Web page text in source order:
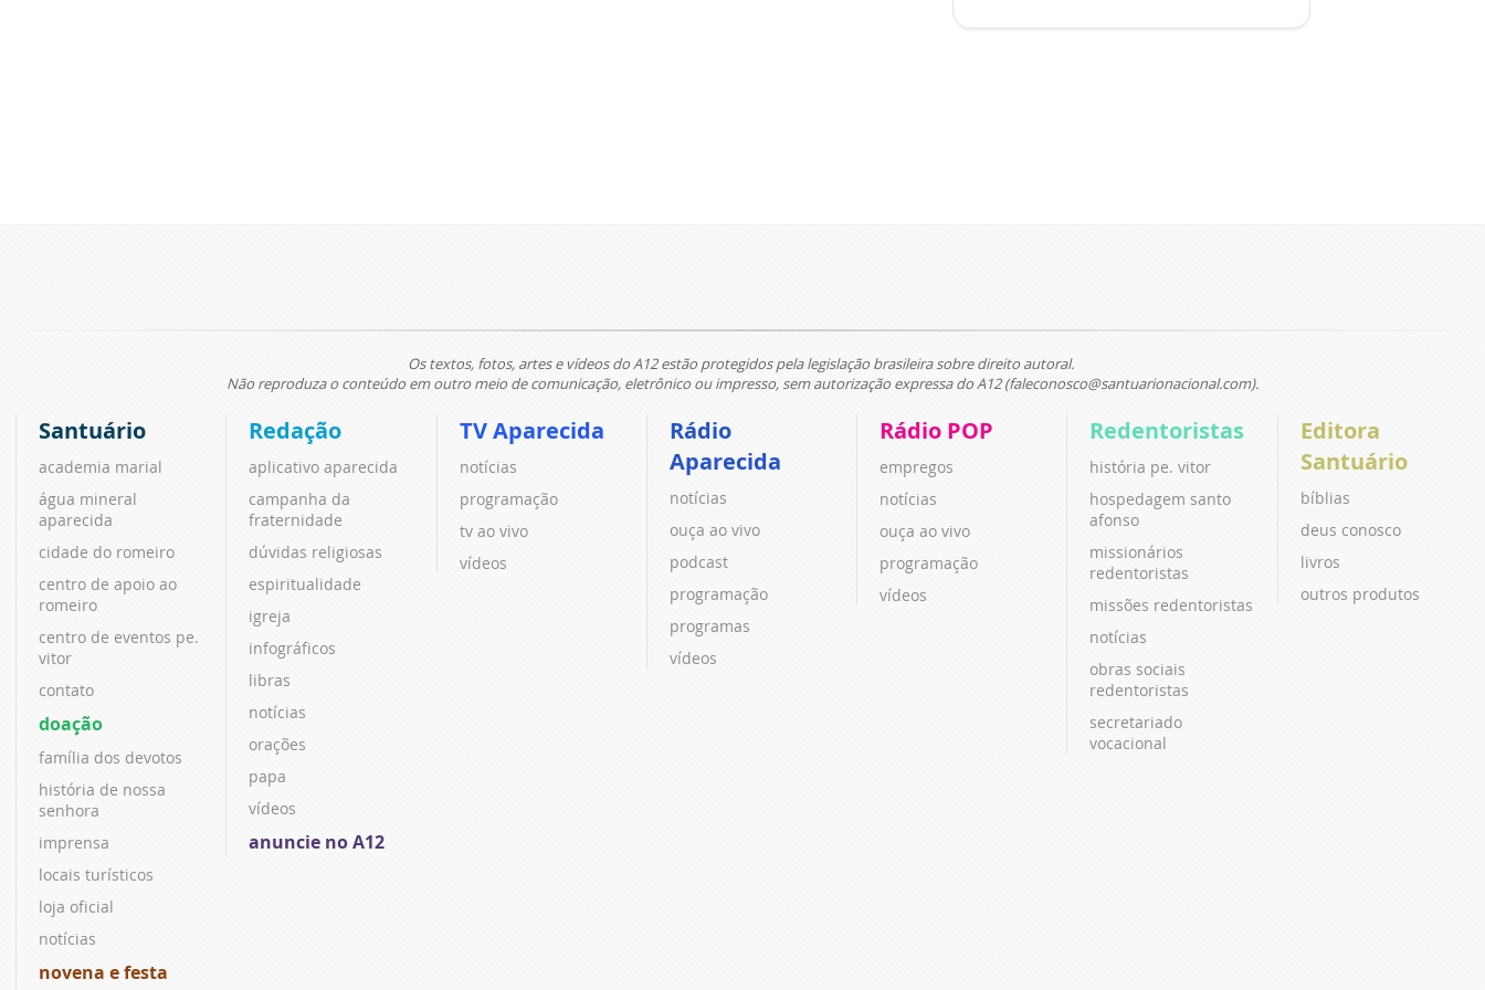
Os textos, fotos, artes e vídeos do A12 estão protegidos pela legislação brasileira sobre direito autoral.
Não reproduza o conteúdo em outro meio de comunicação, eletrônico ou impresso, sem autorização expressa do A12 (faleconosco@santuarionacional.com).
Santuário
academia marial
água mineral
aparecida
cidade do romeiro
centro de apoio ao
romeiro
centro de eventos pe.
vitor
contato
doação
família dos devotos
história de nossa
senhora
imprensa
locais turísticos
loja oficial
notícias
novena e festa
Redação
aplicativo aparecida
campanha da
fraternidade
dúvidas religiosas
espiritualidade
igreja
infográficos
libras
notícias
orações
papa
vídeos
anuncie no A12
TV Aparecida
notícias
programação
tv ao vivo
vídeos
Rádio
Aparecida
notícias
ouça ao vivo
podcast
programação
programas
vídeos
Rádio POP
empregos
notícias
ouça ao vivo
programação
vídeos
Redentoristas
história pe. vitor
hospedagem santo
afonso
missionários
redentoristas
missões redentoristas
notícias
obras sociais
redentoristas
secretariado
vocacional
Editora
Santuário
bíblias
deus conosco
livros
outros produtos